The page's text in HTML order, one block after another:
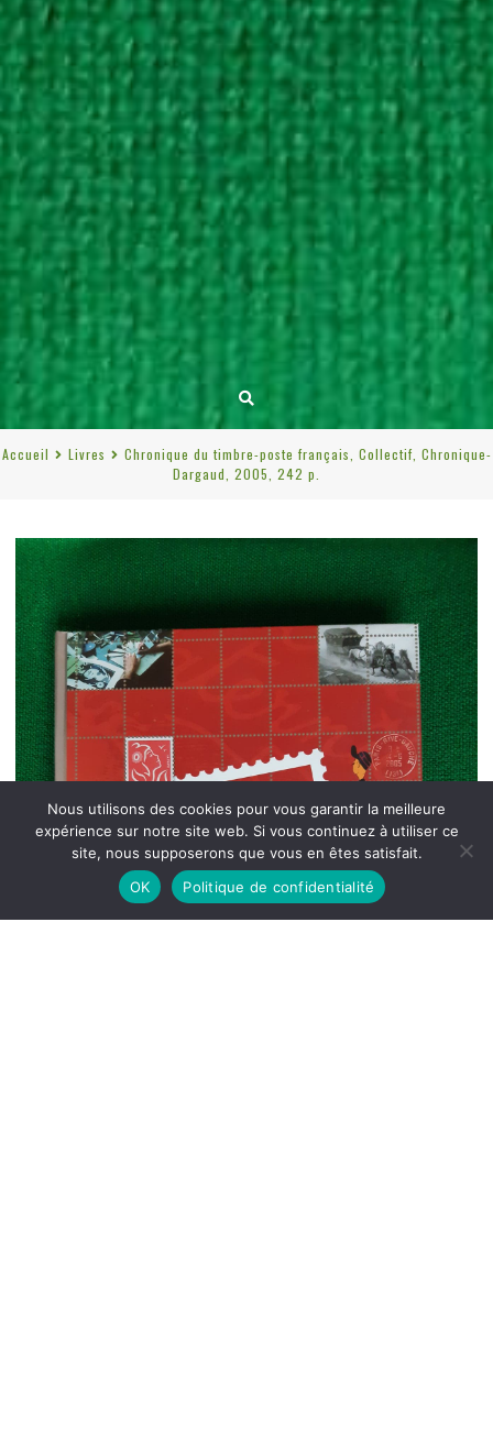
Accueil Livres
Chronique du timbre-poste français, Collectif, Chronique-
Dargaud, 2005, 242 p.
Nous utilisons des cookies pour vous garantir la meilleure
expérience sur notre site web. Si vous continuez à utiliser ce
site, nous supposerons que vous en êtes satisfait.
OK
Politique de confidentialité